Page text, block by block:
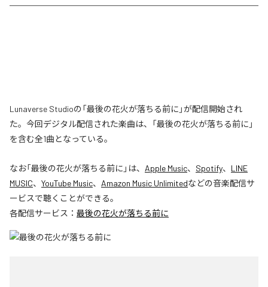
Lunaverse Studioの「最後の花火が落ちる前に」が配信開始され
た。今回デジタル配信された楽曲は、「最後の花火が落ちる前に」
を含む全1曲となっている。
なお「最後の花火が落ちる前に 」は、 Apple Music、 Spotify、 LINE
MUSIC、 YouTube Music、 Amazon Music Unlimitedなどの音楽配信サ
ービスで聴くことができる。
各配信サービス： 最後の花火が落ちる前に